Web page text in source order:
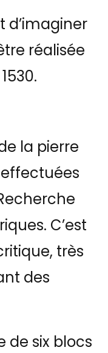
d’imaginer
réalisée
la pierre
C’est
très
des
de six blocs